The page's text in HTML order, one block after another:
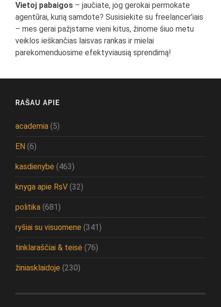
Vietoj pabaigos – jaučiate, jog gerokai permokate
agentūrai, kurią samdote? Susisiekite su freelancer’iais
– mes gerai pažįstame vieni kitus, žinome šiuo metu
veiklos ieškančias laisvas rankas ir mielai
parekomenduosime efektyviausią sprendimą!
RAŠAU APIE
academia (5)
EN (6)
kasdienybė (463)
knyga apie RsV (32)
politika (681)
ryšiai su visuomene (341)
tinklaraščiai & teisė (76)
žiniasklaidoje (230)